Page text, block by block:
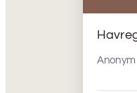
Anonym